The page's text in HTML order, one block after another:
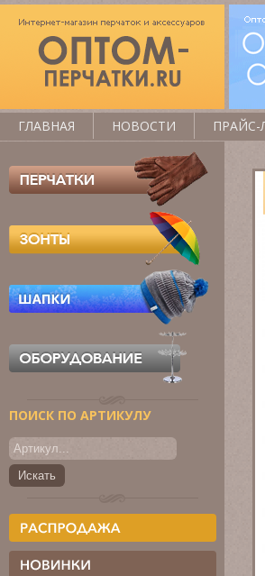
ПОИСК ПО АРТИКУЛУ
ГЛАВНАЯ НОВОСТИ ПРАЙС-